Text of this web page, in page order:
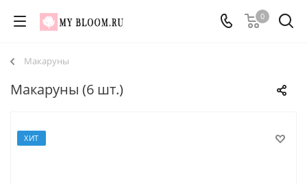
0
Макаруны
Макаруны (6 шт.)
ХИТ